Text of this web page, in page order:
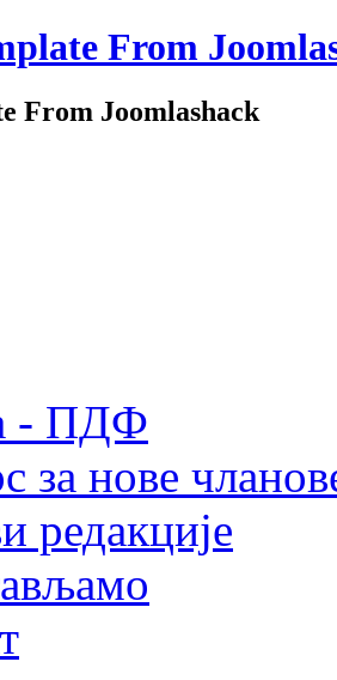
From Joomlashack
- ПДФ
за нове
редакције